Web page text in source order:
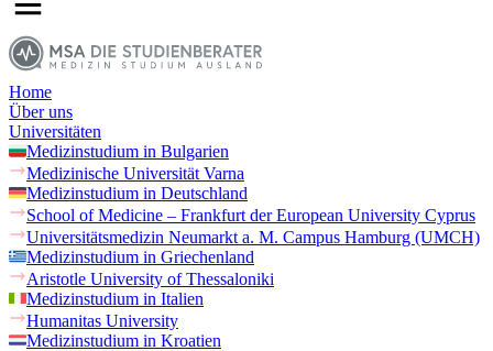
Home
Über uns
Universitäten
Medizinstudium in Bulgarien
Medizinische Universität Varna
Medizinstudium in Deutschland
School of Medicine – Frankfurt der European University Cyprus
Universitätsmedizin Neumarkt a. M. Campus Hamburg (UMCH)
Medizinstudium in Griechenland
Aristotle University of Thessaloniki
Medizinstudium in Italien
Humanitas University
Medizinstudium in Kroatien